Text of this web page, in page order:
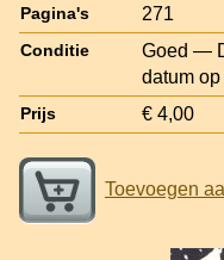
Pagina's 271
Conditie
Goed —
datum
Prijs € 4,00
Toevoegen